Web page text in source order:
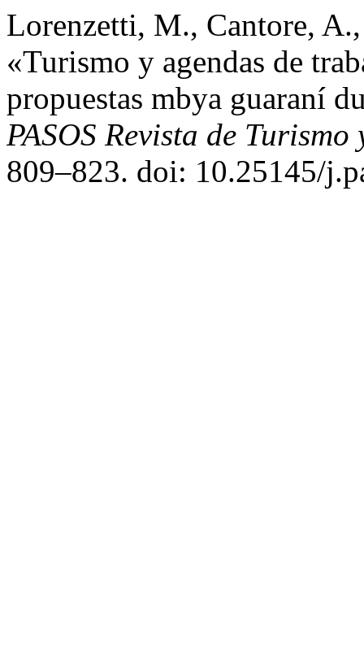
Lorenzetti, M., Cantore,
«Turismo y agendas de
propuestas mbya guaraní
PASOS Revista de
809–823. doi: 10.25145/